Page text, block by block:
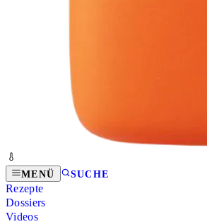
MENÜ SUCHE
Rezepte
Dossiers
Videos